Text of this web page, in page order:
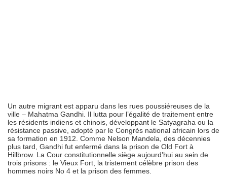
Un autre migrant est apparu dans les rues poussiéreuses de la
ville – Mahatma Gandhi. Il lutta pour l’égalité de traitement entre
les résidents indiens et chinois, développant le Satyagraha ou la
résistance passive, adopté par le Congrès national africain lors de
sa formation en 1912. Comme Nelson Mandela, des décennies
plus tard, Gandhi fut enfermé dans la prison de Old Fort à
Hillbrow. La Cour constitutionnelle siège aujourd’hui au sein de
trois prisons : le Vieux Fort, la tristement célèbre prison des
hommes noirs No 4 et la prison des femmes.